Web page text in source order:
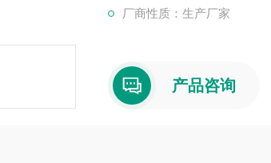
厂商性质：生产厂家
产品咨询